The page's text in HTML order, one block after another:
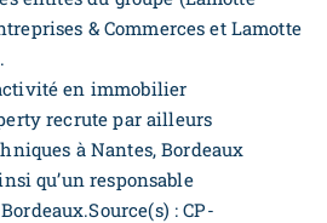
& Commerces et Lamotte
en immobilier
recrute par ailleurs
à Nantes, Bordeaux
qu’un responsable
: CP-